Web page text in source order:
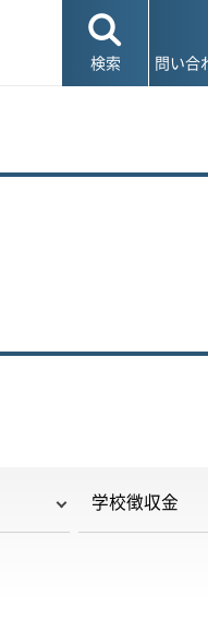
検索 問い合
学校徴収金